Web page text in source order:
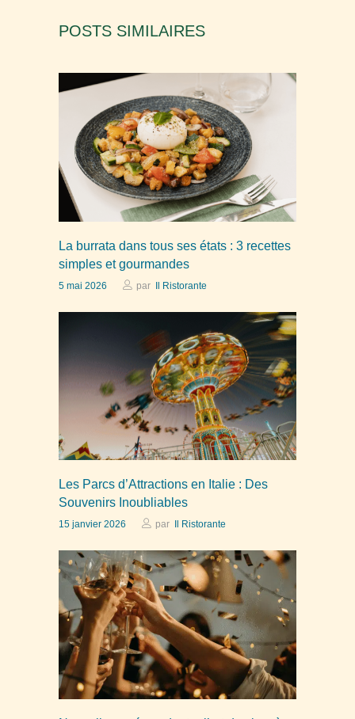
POSTS SIMILAIRES
La burrata dans tous ses états : 3 recettes
simples et gourmandes
5 mai 2026 par Il Ristorante
Les Parcs d’Attractions en Italie : Des
Souvenirs Inoubliables
15 janvier 2026 par Il Ristorante